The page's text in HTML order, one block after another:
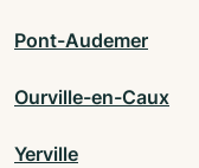
Pont-Audemer
Ourville-en-Caux
Yerville